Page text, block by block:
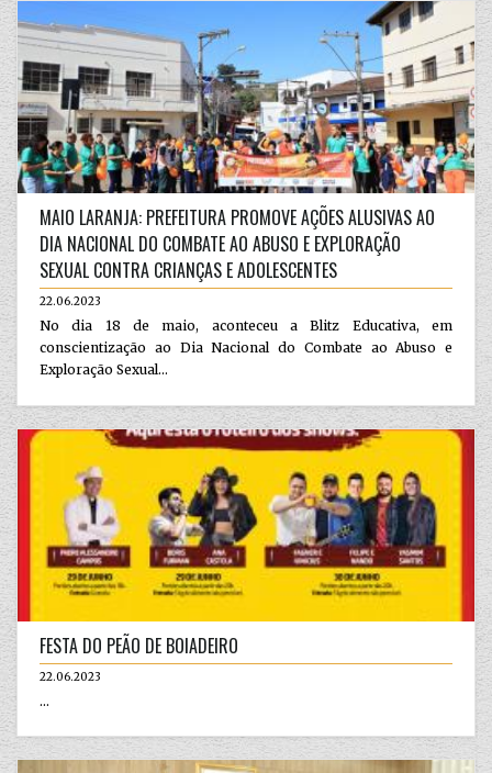
MAIO LARANJA: PREFEITURA PROMOVE AÇÕES ALUSIVAS AO
DIA NACIONAL DO COMBATE AO ABUSO E EXPLORAÇÃO
SEXUAL CONTRA CRIANÇAS E ADOLESCENTES
22.06.2023
No dia 18 de maio, aconteceu a Blitz Educativa, em
conscientização ao Dia Nacional do Combate ao Abuso e
Exploração Sexual...
FESTA DO PEÃO DE BOIADEIRO
22.06.2023
...